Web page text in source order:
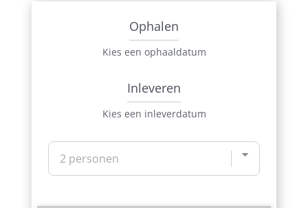
Ophalen
Kies een ophaaldatum
Inleveren
Kies een inleverdatum